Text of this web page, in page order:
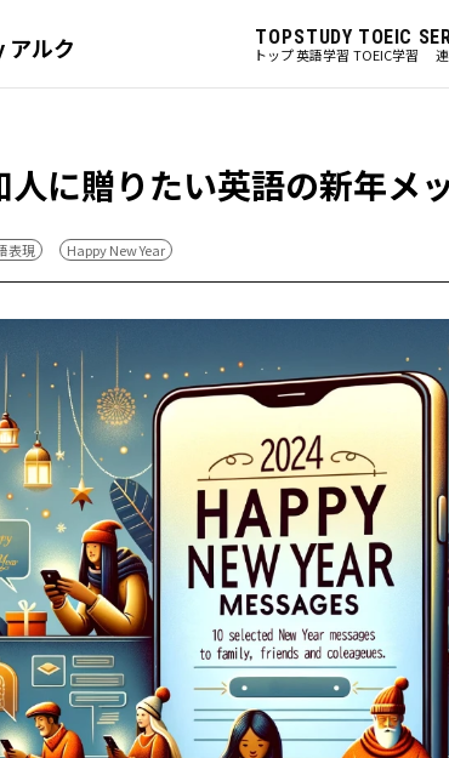
アルク TOP
トップ
STUDY
英語学習
TOEIC
TOEIC学習
に贈りたい英語の新年メ
表現 Happy New Year